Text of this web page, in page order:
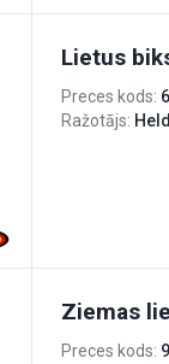
Lietus
Preces kods:
Ražotājs: Held
Ziemas
Preces kods: